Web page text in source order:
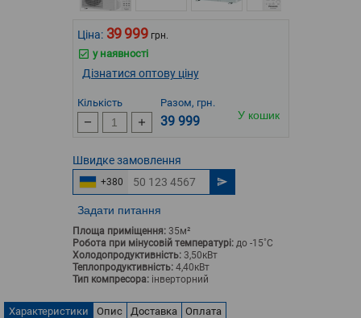
Ціна: 39 999 грн.
у наявності
Дізнатися оптову ціну
Кількість Разом, грн.
39 999 У кошик
Швидкезамовлення
+380
Задати питання
Площа приміщення:35м²
Робота при мінусовій температурі:до -15˚С
Холодопродуктивність:3,50кВт
Теплопродуктивність:4,40кВт
Тип компресора:інверторний
Характеристики Опис Доставка Оплата